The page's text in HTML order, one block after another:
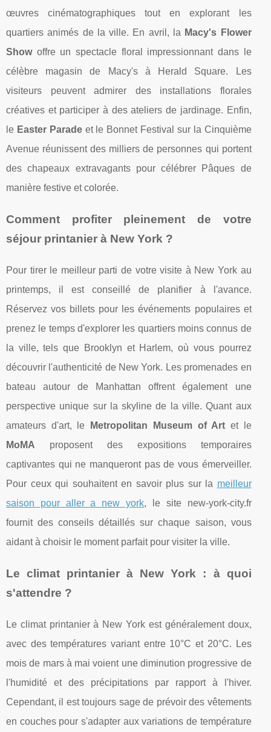
œuvres cinématographiques tout en explorant les
quartiers animés de la ville. En avril, la Macy's Flower
Showoffre un spectacle floral impressionnant dans le
célèbre magasin de Macy's à Herald Square. Les
visiteurs peuvent admirer des installations florales
créatives et participer à des ateliers de jardinage. Enfin,
le Easter Paradeet le Bonnet Festival sur la Cinquième
Avenue réunissent des milliers de personnes qui portent
des chapeaux extravagants pour célébrer Pâques de
manière festive et colorée.
Comment profiter pleinement de votre
séjour printanier à New York ?
Pour tirer le meilleur parti de votre visite à New York au
printemps, il est conseillé de planifier à l'avance.
Réservez vos billets pour les événements populaires et
prenez le temps d'explorer les quartiers moins connus de
la ville, tels que Brooklyn et Harlem, où vous pourrez
découvrir l'authenticité de New York. Les promenades en
bateau autour de Manhattan offrent également une
perspective unique sur la skyline de la ville. Quant aux
amateurs d'art, le
Metropolitan Museum of Art et le
MoMA proposent des expositions temporaires
captivantes qui ne manqueront pas de vous émerveiller.
Pour ceux qui souhaitent en savoir plus sur la meilleur
saison pour aller a new york, le site new-york-city.fr
fournit des conseils détaillés sur chaque saison, vous
aidant à choisir le moment parfait pour visiter la ville.
Le climat printanier à New York : à quoi
s'attendre ?
Le climat printanier à New York est généralement doux,
avec des températures variant entre 10°C et 20°C. Les
mois de mars à mai voient une diminution progressive de
l'humidité et des précipitations par rapport à l'hiver.
Cependant, il est toujours sage de prévoir des vêtements
en couches pour s'adapter aux variations de température